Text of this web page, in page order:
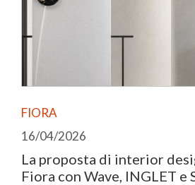
FIORA
16/04/2026
La proposta di interior
Fiora con Wave, INGLET e